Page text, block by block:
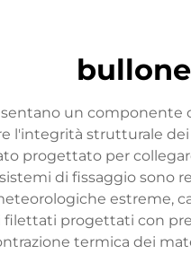
un
l'integrità strutturale
progettato per
di fissaggio sono
estreme,
progettati con
termica dei